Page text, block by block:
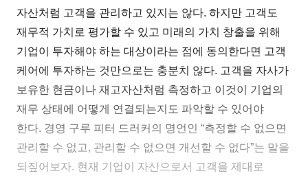
자산처럼 고객을 관리하고 있지는 않다. 하지만 고객도
재무적 가치로 평가할 수 있고 미래의 가치 창출을 위해
기업이 투자해야 하는 대상이라는 점에 동의한다면 고객
케어에 투자하는 것만으로는 충분치 않다. 고객을 자사가
보유한 현금이나 재고자산처럼 측정하고 이것이 기업의
재무 상태에 어떻게 연결되는지도 파악할 수 있어야
한다. 경영 구루 피터 드러커의 명언인 “측정할 수 없으면
관리할 수 없고, 관리할 수 없으면 개선할 수 없다”는 말을
되짚어보자. 현재 기업이 자산으로서 고객을 제대로